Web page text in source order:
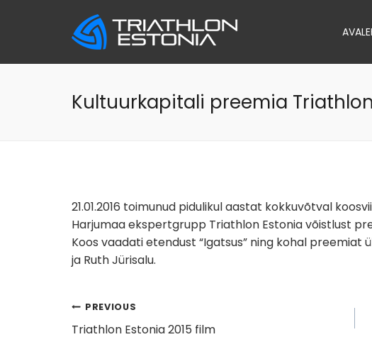
Kultuurkapitali preemia
21.01.2016 toimunud pidulikul aastat kokkuvõtval
Harjumaa ekspertgrupp Triathlon Estonia võistlust
Koos vaadati etendust “Igatsus” ning kohal preemiat
ja Ruth Jürisalu.
Navigeerimine
PREVIOUS
Triathlon Estonia 2015 film